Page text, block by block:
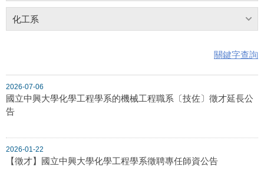
化工系
關鍵字查詢
2026-07-06
國立中興大學化學工程學系的機械工程職系〔技佐〕徵才延長公
告
2026-01-22
【徵才】國立中興大學化學工程學系徵聘專任師資公告